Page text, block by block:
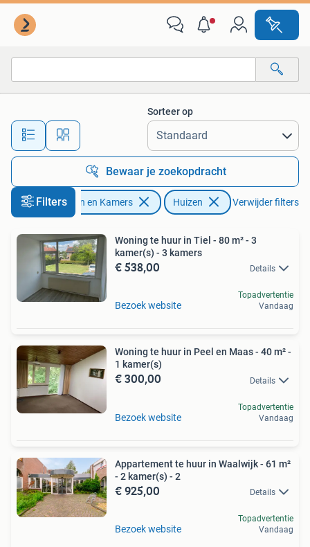
Alle afstanden…
Sorteer op
Bewaar je zoekopdracht
FiltersHuizen en Kamers Huizen Verwijder filters
Woning te huur in Tiel - 80 m² - 3
kamer(s) - 3 kamers
€ 538,00 Details
Bezoek website
Topadvertentie
Vandaag
Woning te huur in Peel en Maas - 40 m² -
1 kamer(s)
€ 300,00 Details
Bezoek website
Topadvertentie
Vandaag
Appartement te huur in Waalwijk - 61 m²
- 2 kamer(s) - 2
€ 925,00 Details
Bezoek website
Topadvertentie
Vandaag